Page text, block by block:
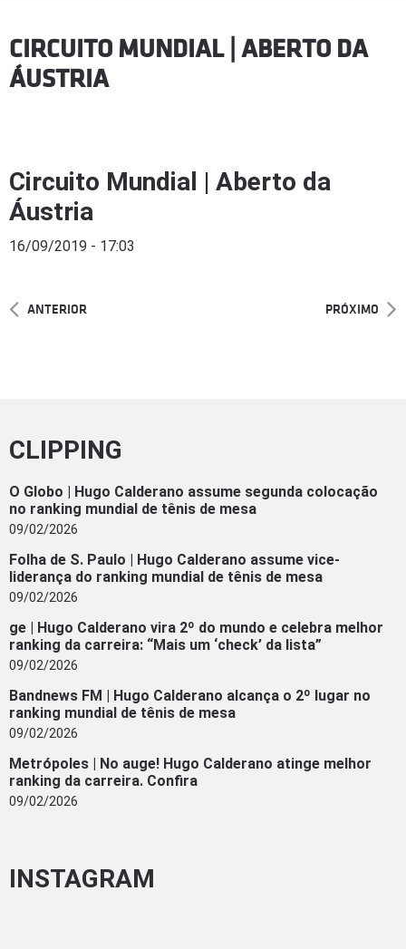
CIRCUITO MUNDIAL | ABERTO DA
ÁUSTRIA
Circuito Mundial | Aberto da
Áustria
16/09/2019 - 17:03
ANTERIOR PRÓXIMO
CLIPPING
O Globo | Hugo Calderano assume segunda colocação
no ranking mundial de tênis de mesa
09/02/2026
Folha de S. Paulo | Hugo Calderano assume vice-
liderança do ranking mundial de tênis de mesa
09/02/2026
ge | Hugo Calderano vira 2º do mundo e celebra melhor
ranking da carreira: “Mais um ‘check’ da lista”
09/02/2026
Bandnews FM | Hugo Calderano alcança o 2º lugar no
ranking mundial de tênis de mesa
09/02/2026
Metrópoles | No auge! Hugo Calderano atinge melhor
ranking da carreira. Confira
09/02/2026
INSTAGRAM